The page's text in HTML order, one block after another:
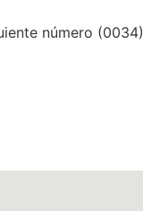
número (0034)